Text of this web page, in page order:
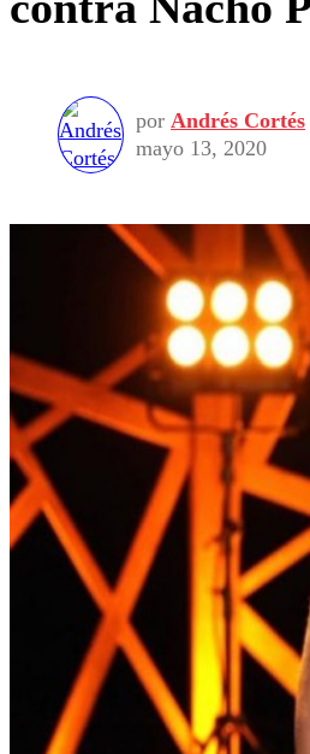
por Andrés Cortés
mayo 13, 2020